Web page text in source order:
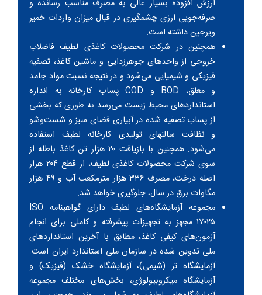
ارزش افزوده بسیار عالی به مصرف مناسب رسانده و
صرفه‎‌جویی ارزی چشمگیری در قبال میزان واردات خمیر
ویرجین داشته است.
همچنین در شرکت محصولات کاغذی لطیف فاضلاب
خروجی از واحدهای جوهرزدایی و ماشین کاغذ، تصفیه
فیزیکی و شیمیایی می‌شود و در نتیجه نسبت مواد جامد
و معلق، BOD و COD پساب کارخانه به اندازه
استانداردهای محیط زیست می‌رسد به طوری که بخشی
از پساب تصفیه شده در آبیاری فضای سبز و شست‌وشو
و نظافت سالن‎های تولیدی کارخانه لطیف استفاده
می‌شود. همچنین با بازیافت ۲۰ هزار تن کاغذ باطله از
سوی شرکت محصولات کاغذی لطیف، از قطع ۲۰۴ هزار
اصله درخت، مصرف ۳۳۶ هزار مترمکعب آب و ۴۹ هزار
مگاوات برق در سال، جلوگیری خواهد شد.
مجموعه آزمایشگاه‌‎های لطیف دارای گواهینامه ISO
۱۷۰۲۵ مجهز به تجهیزات پیشرفته و کاملی برای انجام
آزمون‌های کیفی کاغذ، مطابق با آخرین استانداردهای
ملی تدوین شده در سازمان ملی استاندارد ایران است.
آزمایشگاه تر (شیمی)، آزمایشگاه خشک (فیزیک) و
آزمایشگاه میکروبیولوژی، بخش‌های مختلف مجموعه